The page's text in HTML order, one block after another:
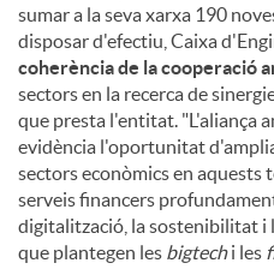
sumar a la seva xarxa 190
disposar d'efectiu, Caixa
coherència de la cooperació
sectors en la recerca de
que presta l'entitat. "L'aliança
evidència l'oportunitat
sectors econòmics en aquests
serveis financers
digitalització, la sostenibilitat i
que plantegen les bigtechi les